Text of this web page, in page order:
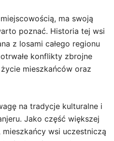
ma swoją
poznać. Historia tej wsi
z losami całego regionu
konflikty zbrojne
mieszkańców oraz
na tradycje kulturalne i
Jako część większej
mieszkańcy wsi uczestniczą